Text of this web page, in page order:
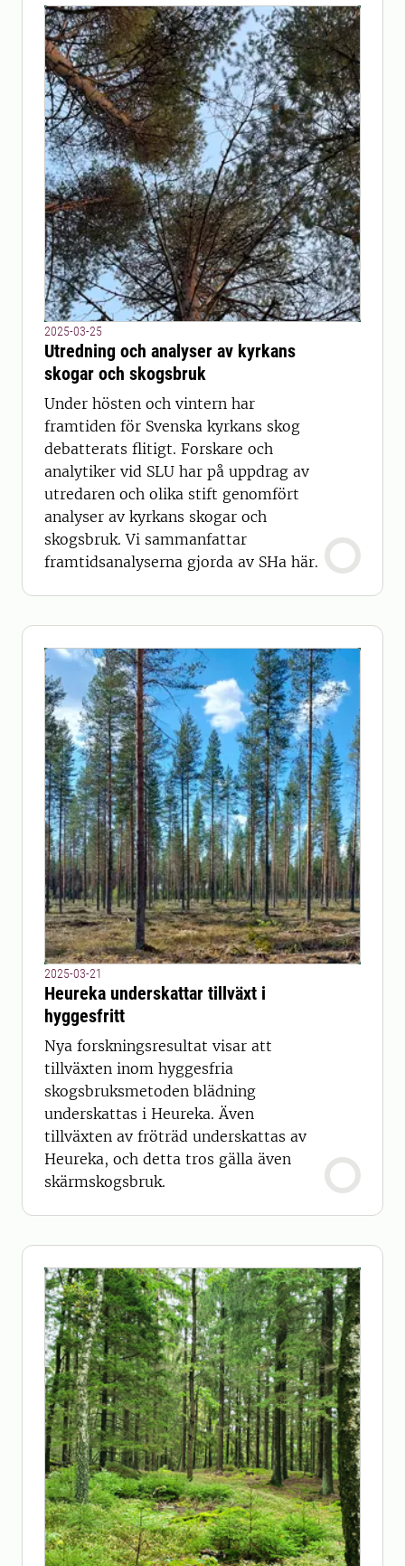
2025-03-25
Utredning och analyser av kyrkans
skogar och skogsbruk
Under hösten och vintern har
framtiden för Svenska kyrkans skog
debatterats flitigt. Forskare och
analytiker vid SLU har på uppdrag av
utredaren och olika stift genomfört
analyser av kyrkans skogar och
skogsbruk. Vi sammanfattar
framtidsanalyserna gjorda av SHa här.
2025-03-21
Heureka underskattar tillväxt i
hyggesfritt
Nya forskningsresultat visar att
tillväxten inom hyggesfria
skogsbruksmetoden blädning
underskattas i Heureka. Även
tillväxten av fröträd underskattas av
Heureka, och detta tros gälla även
skärmskogsbruk.